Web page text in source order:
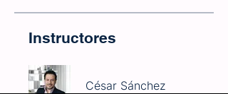
Instructores
César Sánchez